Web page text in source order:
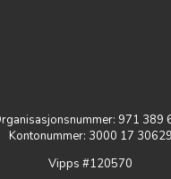
971 389
Kontonummer: 3000 17 30629
Vipps #120570